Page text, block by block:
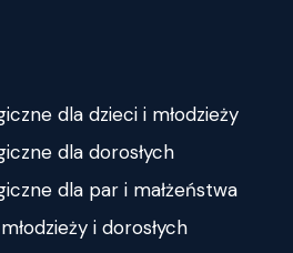
dla dzieci i młodzieży
dla dorosłych
dla par i małżeństwa
i dorosłych